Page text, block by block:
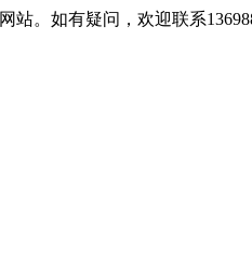
。如有疑问，欢迎联系